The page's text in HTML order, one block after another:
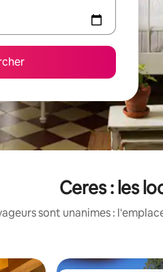
Ceres : les
sont unanimes :